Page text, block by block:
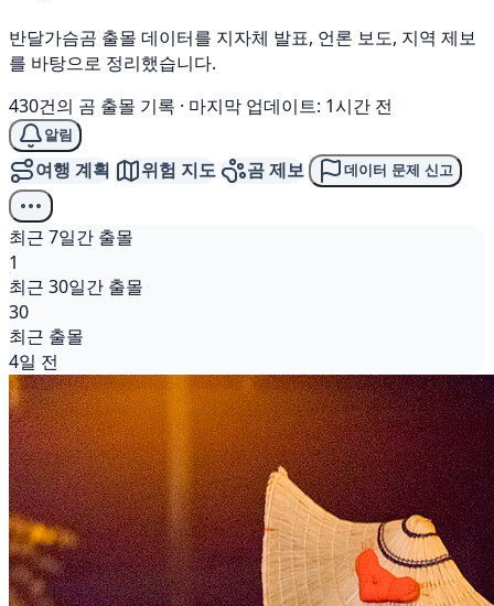
반달가슴곰 출몰 데이터를 지자체 발표, 언론 보도, 지역 제보
를 바탕으로 정리했습니다.
430건의 곰 출몰 기록 · 마지막 업데이트: 1시간 전
알림
여행 계획 위험 지도 곰 제보 데이터 문제 신고
최근 7일간 출몰
1
최근 30일간 출몰
30
최근 출몰
4일 전